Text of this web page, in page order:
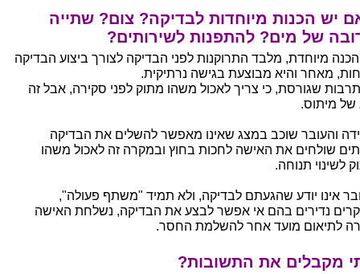
יש הכנות מיוחדות לבדיקה? צום? שתייה
של מים? להתפנות לשירותים?
הכנה מיוחדת, מלבד התרוקנות לפני הבדיקה לצורך ביצוע הבדיקה
מאחר והיא מבוצעת בגישה נרתיקית.
שגורסת, כי צריך לאכול משהו מתוק לפני סקירה, אבל זה
של מיתוס.
והעובר שוכב במצג שאינו מאפשר להשלים את הבדיקה
שולחים את האישה לחכות בחוץ ובמקרה זה לאכול משהו
לשינוי תנוחה.
אינו יודע שהגעתם לבדיקה, ולא תמיד "משתף פעולה",
נדירים בהם אי אפשר לבצע את הבדיקה, נשלחת האישה
לתיאום מועד אחר להשלמת החסר.
מקבלים את התשובות?